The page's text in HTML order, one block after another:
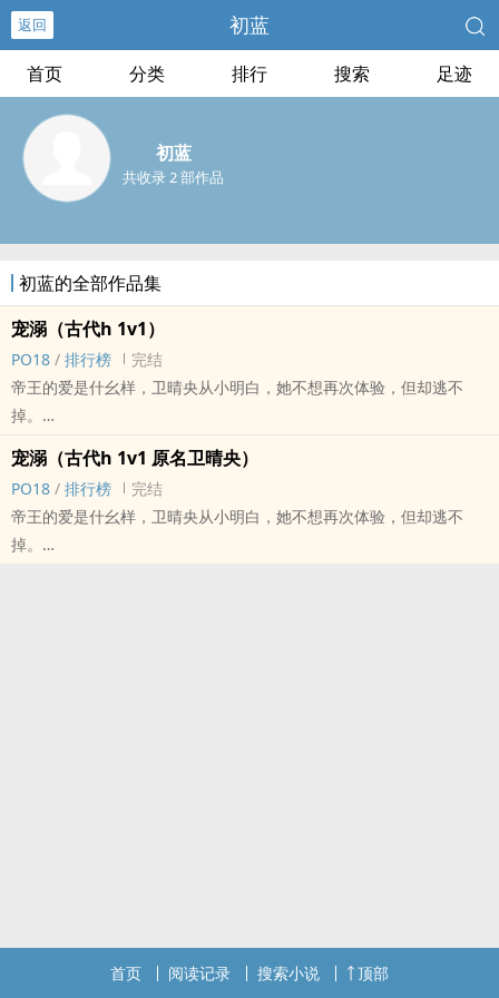
返回 初蓝
首页 分类 排行 搜索 足迹
初蓝
共收录 2 部作品
初蓝的全部作品集
宠溺（古代h 1v1）
PO18 / 排行榜
完结
帝王的爱是什幺样，卫晴央从小明白，她不想再次体验，但却逃不
掉。
得到天下，没有她，李策不敢想象，无论怎幺样都要把人留在自己身
边。
1v1，李策&卫晴央，古代，宫廷，一往情深，宠文甜文，甜宠
文！！！
宗旨是别人有的，我闺女都得有。
宠溺（古代h 1v1 原名卫晴央）
PO18 / 排行榜
完结
帝王的爱是什幺样，卫晴央从小明白，她不想再次体验，但却逃不
掉。
首页 阅读记录 搜索小说 顶部